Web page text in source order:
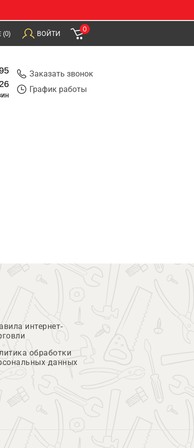
(0) ВОЙТИ
0
Заказать звонок
График работы
интернет-
обработки
данных